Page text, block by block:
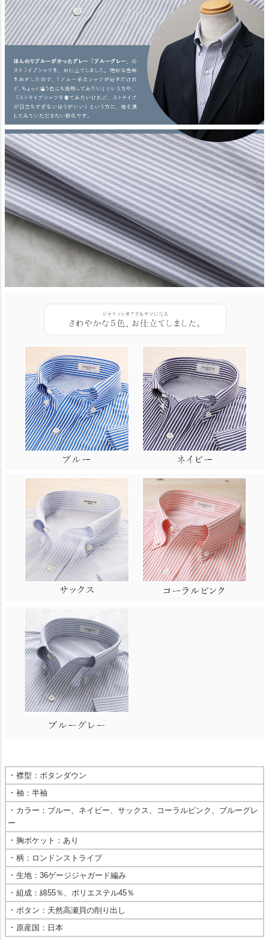
・ 襟型：ボタンダウン
・ 袖：半袖
・ カラー：ブルー、ネイビー、サックス、コーラルピンク、ブルーグレ
ー
・ 胸ポケット：あり
・ 柄：ロンドンストライプ
・ 生地：36ゲージジャガード編み
・ 組成：綿55％、ポリエステル45％
・ ボタン：天然高瀬貝の削り出し
・ 原産国：日本